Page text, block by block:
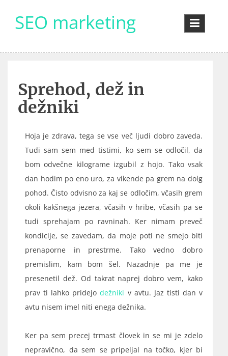
contentSEO marketing
Sprehod, dež in
dežniki
Hoja je zdrava, tega se vse več ljudi dobro zaveda.
Tudi sam sem med tistimi, ko sem se odločil, da
bom odvečne kilograme izgubil z hojo. Tako vsak
dan hodim po eno uro, za vikende pa grem na dolg
pohod. Čisto odvisno za kaj se odločim, včasih grem
okoli kakšnega jezera, včasih v hribe, včasih pa se
tudi sprehajam po ravninah. Ker nimam preveč
kondicije, se zavedam, da moje poti ne smejo biti
prenaporne in prestrme. Tako vedno dobro
premislim, kam bom šel. Nazadnje pa me je
presenetil dež. Od takrat naprej dobro vem, kako
prav ti lahko pridejodežniki v avtu. Jaz tisti dan v
avtu nisem imel niti enega dežnika.
Ker pa sem precej trmast človek in se mi je zdelo
nepravično, da sem se pripeljal na točko, kjer bi